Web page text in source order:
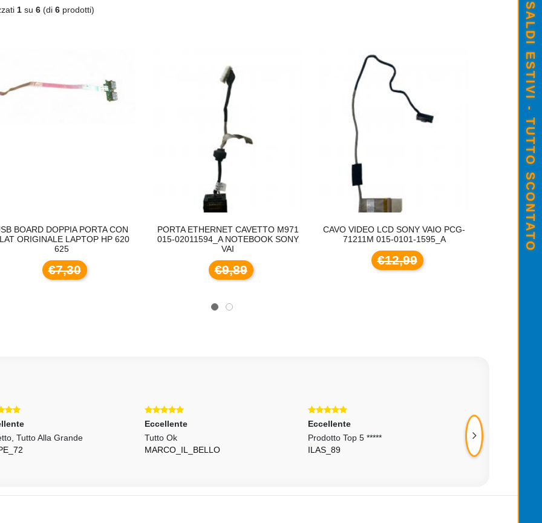
COMPATIBILE BROTHER
CARTUCCIA ORIGINALE CANON
1 su 6 (di 6 prodotti)
BOARD DOPPIA PORTA CON
ORIGINALE LAPTOP HP 620
625
€7,30
PORTA ETHERNET CAVETTO M971
015-02011594_A NOTEBOOK SONY
VAI
€9,89
CAVO VIDEO LCD SONY VAIO PCG-
71211M 015-0101-1595_A
€12,99
Tutto Alla Grande
Eccellente
Tutto Ok
MARCO_IL_BELLO
Eccellente
Prodotto Top 5 *****
ILAS_89
Eccellente
Oggetto Come
SALDI ESTIVI - TUTTO SCONTATO